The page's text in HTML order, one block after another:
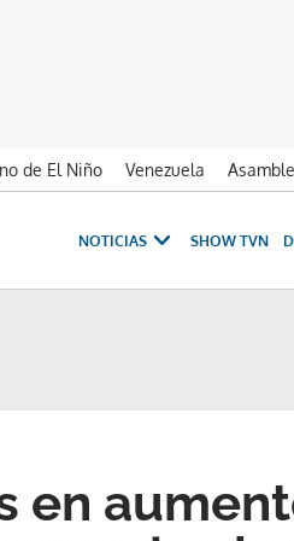
de El Niño Venezuela
NOTICIAS SHOW TVN
en